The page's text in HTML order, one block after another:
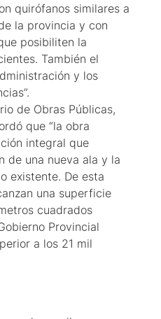
quirófanos similares a
la provincia y con
posibiliten la
También el
y los
de Obras Públicas,
que “la obra
integral que
de una nueva ala y la
existente. De esta
una superficie
cuadrados
Provincial
a los 21 mil